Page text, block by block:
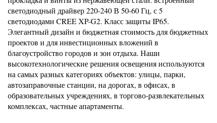
светодиодный драйвер 220-240 В 50-60 Гц, с 5
светодиодами CREE XP-G2. Класс защиты IP65.
Элегантный дизайн и бюджетная стоимость для бюджетных
проектов и для инвестиционных вложений в
благоустройство городов и зон отдыха. Наши
высокотехнологические решения освещения используются
на самых разных категориях объектов: улицы, парки,
автозаправочные станции, на дорогах, в офисах, в
образовательных учреждениях, в торгово-развлекательных
комплексах, частные апартаменты.